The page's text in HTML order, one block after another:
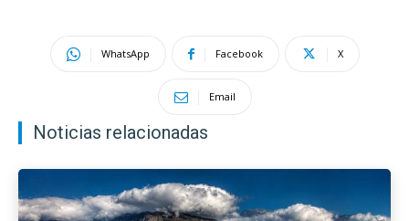
WhatsApp Facebook X
Email
Noticias relacionadas